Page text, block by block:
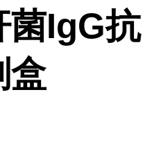
菌IgG抗
盒